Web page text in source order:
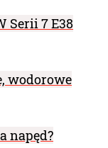
Serii 7 E38
wodorowe
napęd?